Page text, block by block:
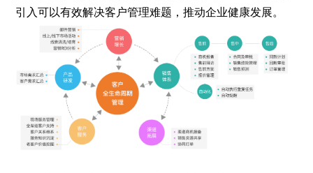
引入可以有效解决客户管理难题，推动企业健康发展。